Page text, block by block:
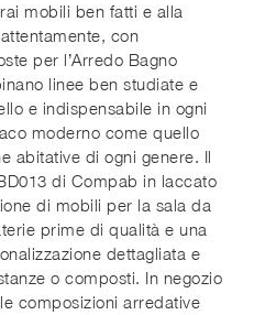
mobili ben fatti e alla
con
per l’Arredo Bagno
linee ben studiate e
e indispensabile in ogni
moderno come quello
abitative di ogni genere. Il
di Compab in laccato
di mobili per la sala da
prime di qualità e una
dettagliata e
o composti. In negozio
composizioni arredative